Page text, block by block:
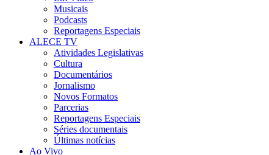
Musicais
Podcasts
Reportagens Especiais
ALECE TV
Atividades Legislativas
Cultura
Documentários
Jornalismo
Novos Formatos
Parcerias
Reportagens Especiais
Séries documentais
Últimas notícias
Ao Vivo